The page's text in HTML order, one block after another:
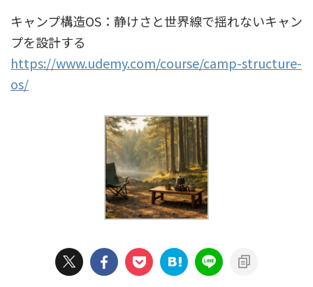
キャンプ構造OS：静けさと世界線で揺れないキャン
プを設計する
https://www.udemy.com/course/camp-structure-
os/